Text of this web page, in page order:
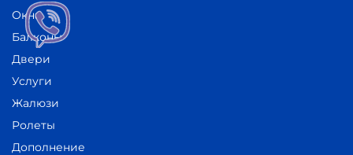
Окна
Балконы
Двери
Услуги
Жалюзи
Ролеты
Дополнение